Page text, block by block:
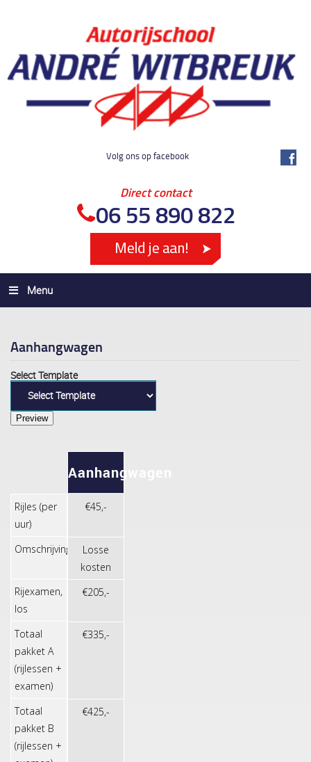
Volg ons op facebook
Direct contact
06 55 890 822
Menu
Aanhangwagen
Select Template
Rijles (per
uur)
Omschrijving
Rijexamen,
los
Totaal
pakket A
(rijlessen +
examen)
Totaal
pakket B
(rijlessen +
Aanhangwagen
€45,-
Losse
kosten
€205,-
€335,-
€425,-